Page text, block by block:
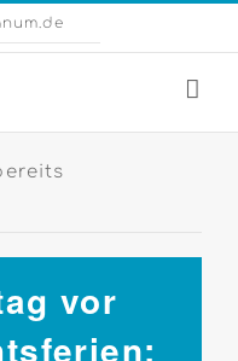
vor